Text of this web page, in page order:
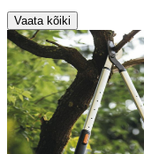
Vaata kõiki